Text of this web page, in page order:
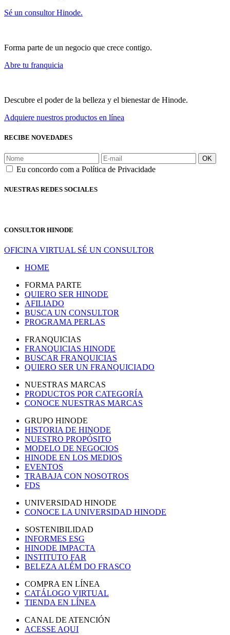
Sé un consultor Hinode.
Forma parte de un negocio que crece contigo.
Abre tu franquicia
Descubre el poder de la belleza y el bienestar de Hinode.
Adquiere nuestros productos en línea
RECIBE NOVEDADES
OK
Eu concordo com a Política de Privacidade
NUESTRAS REDES SOCIALES
CONSULTOR HINODE
OFICINA VIRTUAL SÉ UN CONSULTOR
HOME
FORMA PARTE
QUIERO SER HINODE
AFILIADO
BUSCA UN CONSULTOR
PROGRAMA PERLAS
FRANQUICIAS
FRANQUICIAS HINODE
BUSCAR FRANQUICIAS
QUIERO SER UN FRANQUICIADO
NUESTRAS MARCAS
PRODUCTOS POR CATEGORÍA
CONOCE NUESTRAS MARCAS
GRUPO HINODE
HISTORIA DE HINODE
NUESTRO PROPÓSITO
MODELO DE NEGOCIOS
HINODE EN LOS MEDIOS
EVENTOS
TRABAJA CON NOSOTROS
FDS
UNIVERSIDAD HINODE
CONOCE LA UNIVERSIDAD HINODE
SOSTENIBILIDAD
INFORMES ESG
HINODE IMPACTA
INSTITUTO FAR
BELEZA ALÉM DO FRASCO
COMPRA EN LÍNEA
CATÁLOGO VIRTUAL
TIENDA EN LÍNEA
CANAL DE ATENCIÓN
ACESSE AQUI